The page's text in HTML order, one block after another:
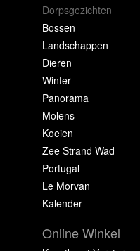
Dorpsgezichten
Bossen
Landschappen
Dieren
Winter
Panorama
Molens
Koeien
Zee Strand Wad
Portugal
Le Morvan
Kalender
Online Winkel